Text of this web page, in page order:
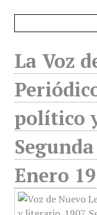
La Voz
político
Enero 19